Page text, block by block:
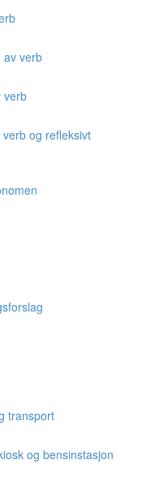
av verb
verb
og refleksivt
transport
og bensinstasjon